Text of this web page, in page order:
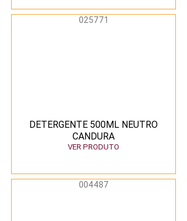
025771
DETERGENTE 500ML NEUTRO
CANDURA
VER PRODUTO
004487